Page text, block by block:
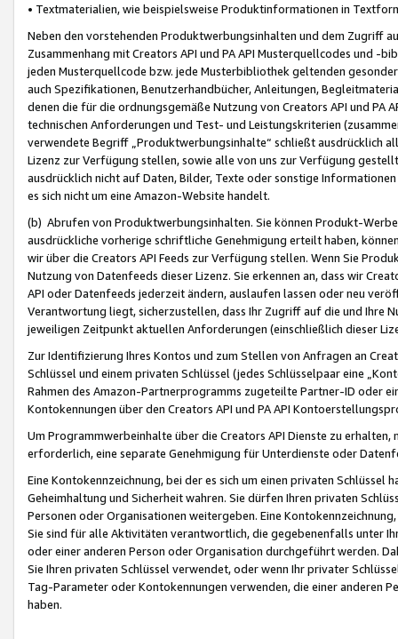
• Textmaterialien, wie beispielsweise Produktinformationen in
Neben den vorstehenden Produktwerbungsinhalten und dem Zugriff
Zusammenhang mit Creators API und PA API Musterquellcodes und
jeden Musterquellcode bzw. jede Musterbibliothek geltenden
auch Spezifikationen, Benutzerhandbücher, Anleitungen,
denen die für die ordnungsgemäße Nutzung von Creators API und PA
technischen Anforderungen und Test- und Leistungskriterien
verwendete Begriff „Produktwerbungsinhalte“ schließt ausdrücklich
Lizenz zur Verfügung stellen, sowie alle von uns zur Verfügung
ausdrücklich nicht auf Daten, Bilder, Texte oder sonstige
es sich nicht um eine Amazon-Website handelt.
(b) Abrufen von Produktwerbungsinhalten. Sie können Produkt-
ausdrückliche vorherige schriftliche Genehmigung erteilt haben,
wir über die Creators API Feeds zur Verfügung stellen. Wenn Sie
Nutzung von Datenfeeds dieser Lizenz. Sie erkennen an, dass wir
API oder Datenfeeds jederzeit ändern, auslaufen lassen oder neu
Verantwortung liegt, sicherzustellen, dass Ihr Zugriff auf die und Ihre
jeweiligen Zeitpunkt aktuellen Anforderungen (einschließlich dieser
Zur Identifizierung Ihres Kontos und zum Stellen von Anfragen an
Schlüssel und einem privaten Schlüssel (jedes Schlüsselpaar eine
Rahmen des Amazon-Partnerprogramms zugeteilte Partner-ID oder
Kontokennungen über den Creators API und PA API
Um Programmwerbeinhalte über die Creators API Dienste zu
erforderlich, eine separate Genehmigung für Unterdienste oder
Eine Kontokennzeichnung, bei der es sich um einen privaten
Geheimhaltung und Sicherheit wahren. Sie dürfen Ihren privaten
Personen oder Organisationen weitergeben. Eine
Sie sind für alle Aktivitäten verantwortlich, die gegebenenfalls unter
oder einer anderen Person oder Organisation durchgeführt werden.
Sie Ihren privaten Schlüssel verwendet, oder wenn Ihr privater
Tag-Parameter oder Kontokennungen verwenden, die einer anderen
haben.